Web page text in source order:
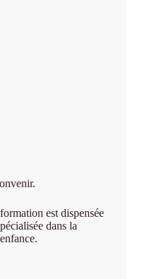
est dispensée
dans la